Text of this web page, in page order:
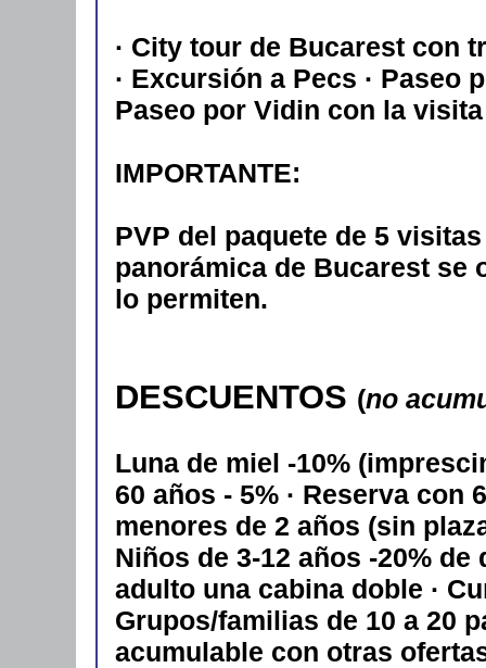
· City tour de Bucarest con
· Excursión a Pecs · Paseo
Paseo por Vidin con la
IMPORTANTE:
PVP del paquete de 5
panorámica de Bucarest se
lo permiten.
DESCUENTOS (no
Luna de miel -10%
60 años - 5% · Reserva con
menores de 2 años (sin
Niños de 3-12 años -20%
adulto una cabina doble ·
Grupos/familias de 10 a 20
acumulable con otras